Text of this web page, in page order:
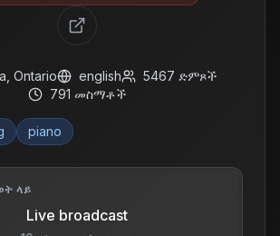
Ontario english 5467 ድምጾች
791 መስማቶች
piano
ላይ
Live broadcast